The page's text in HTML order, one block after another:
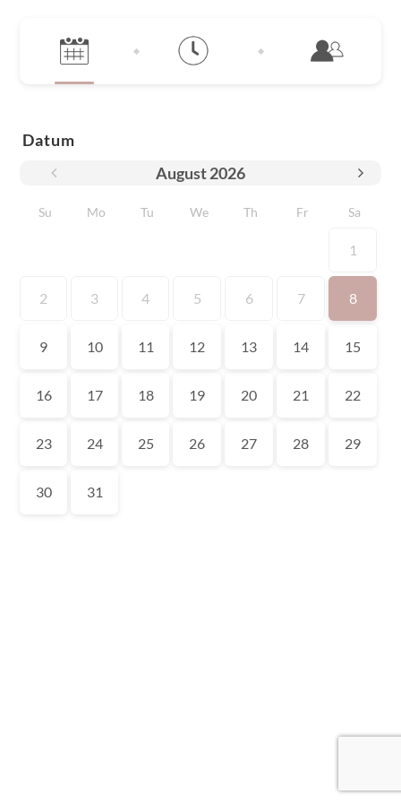
Datum
August2026
Su Mo Tu We Th Fr Sa
1
2 3 4 5 6 7 8
9 10 11 12 13 14 15
16 17 18 19 20 21 22
23 24 25 26 27 28 29
30 31